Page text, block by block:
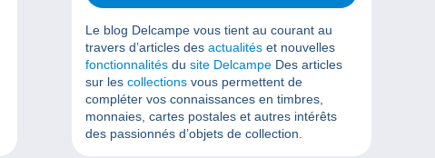
Le blog Delcampe vous tient au courant au
travers d’articles des actualités et nouvelles
fonctionnalités du site Delcampe Des articles
sur les collections vous permettent de
compléter vos connaissances en timbres,
monnaies, cartes postales et autres intérêts
des passionnés d’objets de collection.